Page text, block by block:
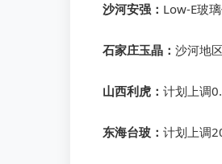
沙河安强： Low-E玻璃
石家庄玉晶： 沙河地
山西利虎： 计划上调
东海台玻： 计划上调